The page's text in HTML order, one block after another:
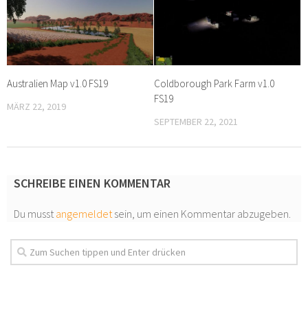
Australien Map v1.0 FS19
MÄRZ 22, 2019
Coldborough Park Farm v1.0
FS19
SEPTEMBER 22, 2021
SCHREIBE EINEN KOMMENTAR
Du musst angemeldet sein, um einen Kommentar abzugeben.